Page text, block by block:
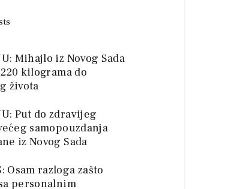
Mihajlo iz Novog Sada
kilograma do
života
Put do zdravijeg
samopouzdanja
iz Novog Sada
Osam razloga zašto
personalnim